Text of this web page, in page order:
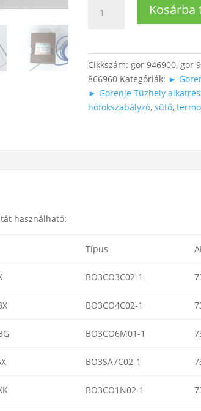
termosztát,
Kosárba
Cikkszám:gor 946900, gor
866960 Kategóriák: ►
► Gorenje Tűzhely
hőfokszabályzó,sütő,
használható:
Típus
BO3CO3C02-1
BO3CO4C02-1
BO3CO6M01-1
BO3SA7C02-1
BO3CO1N02-1